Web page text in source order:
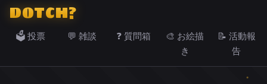
DOTCH?
🗳️ 投票 💬 雑談 ❓ 質問箱
🎨 お絵描
き
📝 活動報
告